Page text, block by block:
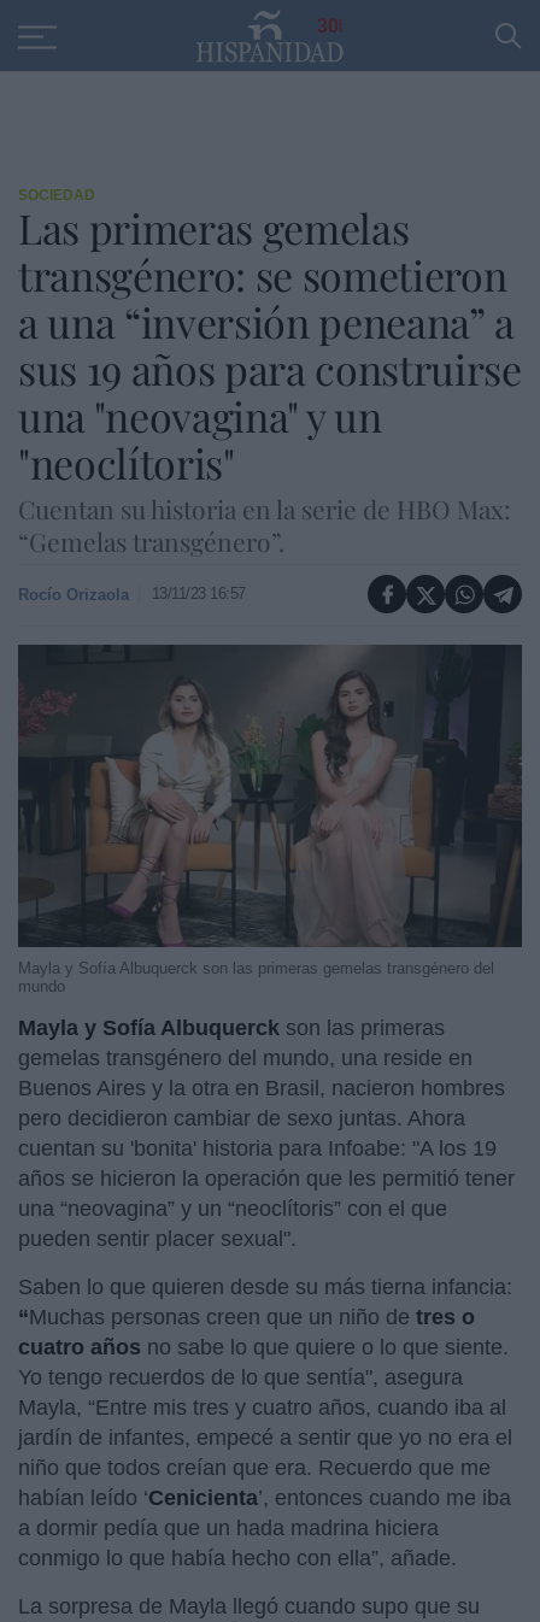
30
SOCIEDAD
Las primeras gemelas
transgénero: se sometieron
a una “inversión peneana” a
sus 19 años para construirse
una "neovagina" y un
"neoclítoris"
Cuentan su historia en la serie de HBO Max:
“Gemelas transgénero”.
Rocío Orizaola 13/11/23 16:57
Mayla y Sofía Albuquerck son las primeras gemelas transgénero del
mundo
Mayla y Sofía Albuquerck son las primeras
gemelas transgénero del mundo, una reside en
Buenos Aires y la otra en Brasil, nacieron hombres
pero decidieron cambiar de sexo juntas. Ahora
cuentan su 'bonita' historia para Infoabe: "A los 19
años se hicieron la operación que les permitió tener
una “neovagina” y un “neoclítoris” con el que
pueden sentir placer sexual".
Saben lo que quieren desde su más tierna infancia:
“Muchas personas creen que un niño de tres o
cuatro años no sabe lo que quiere o lo que siente.
Yo tengo recuerdos de lo que sentía", asegura
Mayla, “Entre mis tres y cuatro años, cuando iba al
jardín de infantes, empecé a sentir que yo no era el
niño que todos creían que era. Recuerdo que me
habían leído ‘Cenicienta’, entonces cuando me iba
a dormir pedía que un hada madrina hiciera
conmigo lo que había hecho con ella”, añade.
La sorpresa de Mayla llegó cuando supo que su